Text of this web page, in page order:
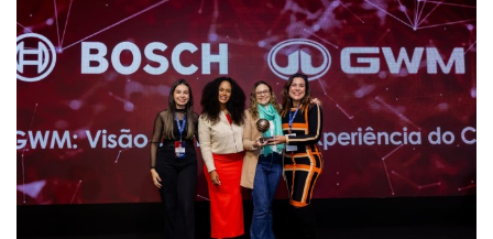
do Grupo Bosch, na América Latina